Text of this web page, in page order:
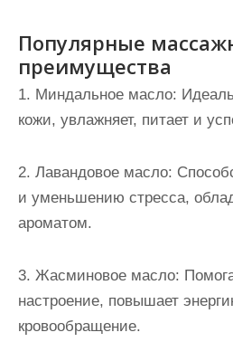
Популярные
преимущества
1. Миндальное масло:
кожи, увлажняет, питает и
2. Лавандовое масло:
и уменьшению стресса,
ароматом.
3. Жасминовое масло:
настроение, повышает
кровообращение.